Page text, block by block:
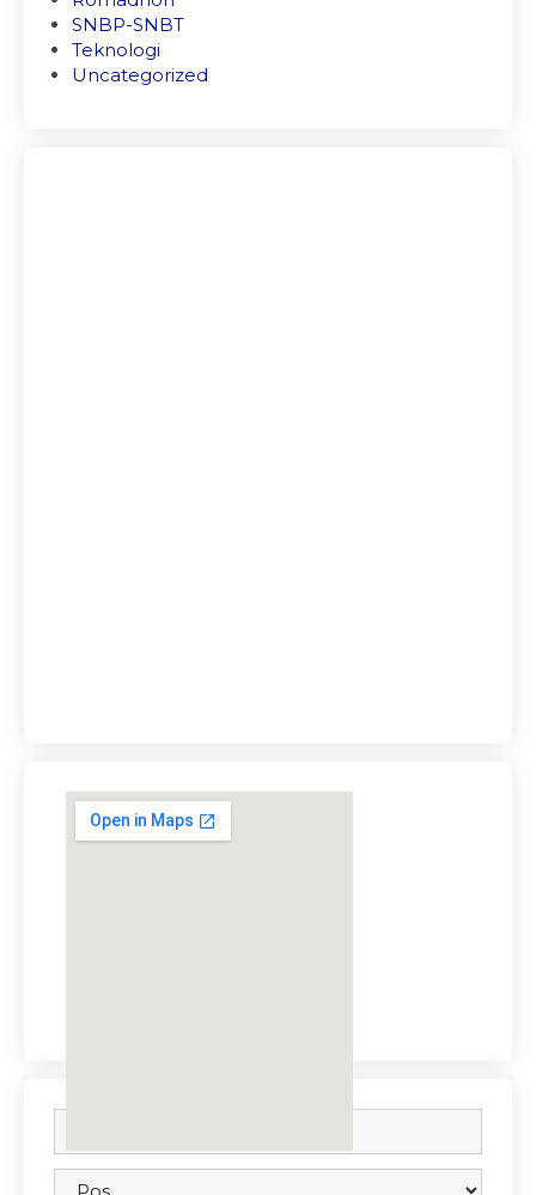
SNBP-SNBT
Teknologi
Uncategorized
embedgooglemap.net